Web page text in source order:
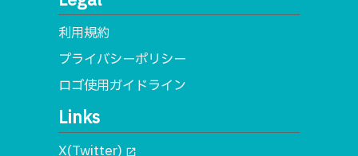
利用規約
プライバシーポリシー
ロゴ使用ガイドライン
Links
X(Twitter) open_in_new